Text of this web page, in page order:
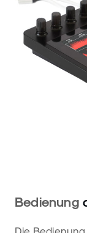
Bedienung
Die